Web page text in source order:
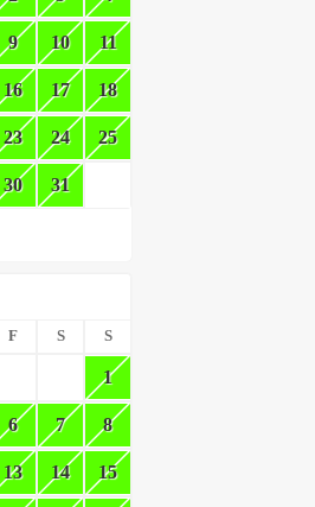
9 10 11
16 17 18
23 24 25
30 31
F S S
1
6 7 8
13 14 15